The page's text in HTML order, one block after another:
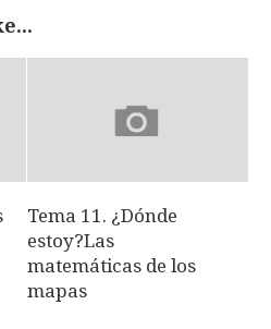
Tema 11. ¿Dónde
estoy?Las
matemáticas de los
mapas